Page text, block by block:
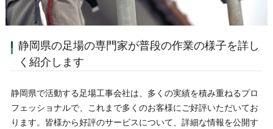
静岡県の足場の専門家が普段の作業の様子を詳し
く紹介します
静岡県で活動する足場工事会社は、多くの実績を積み重ねるプロ
フェッショナルで、これまで多くのお客様にご好評いただいてお
ります。皆様から好評のサービスについて、詳細な情報を公開す